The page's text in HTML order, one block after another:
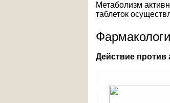
Метаболизм
таблеток
Действие против